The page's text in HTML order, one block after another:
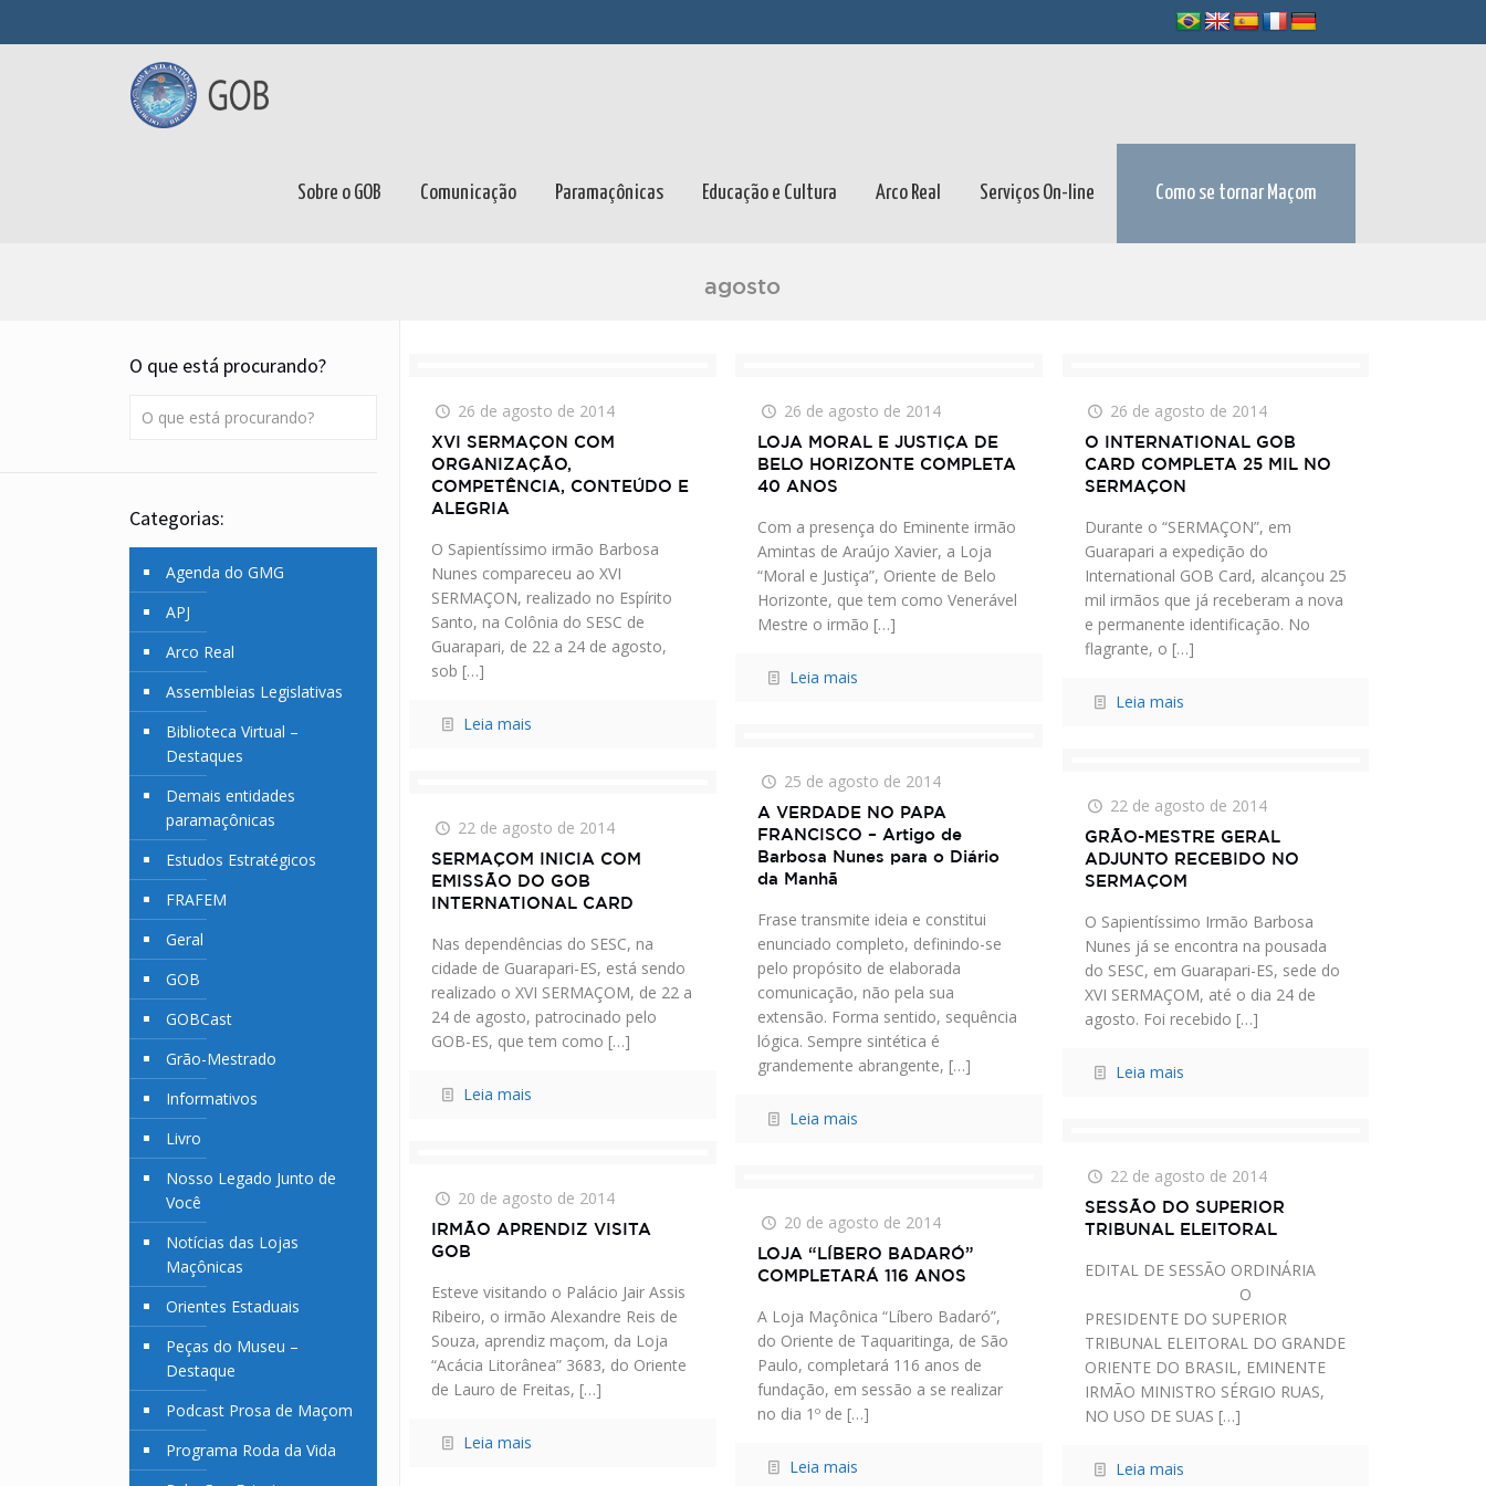
Sobre o GOB Comunicação Paramaçônicas Educação e Cultura Arco Real Serviços On-line Como se tornar Maçom
agosto
26 de agosto de 2014
XVI SERMAÇON COM
ORGANIZAÇÃO,
COMPETÊNCIA, CONTEÚDO E
ALEGRIA
O Sapientíssimo irmão Barbosa
Nunes compareceu ao XVI
SERMAÇON, realizado no Espírito
Santo, na Colônia do SESC de
Guarapari, de 22 a 24 de agosto,
sob […]
Leia mais
26 de agosto de 2014
LOJA MORAL E JUSTIÇA DE
BELO HORIZONTE COMPLETA
40 ANOS
Com a presença do Eminente irmão
Amintas de Araújo Xavier, a Loja
“Moral e Justiça”, Oriente de Belo
Horizonte, que tem como Venerável
Mestre o irmão […]
Leia mais
26 de agosto de 2014
O INTERNATIONAL GOB
CARD COMPLETA 25 MIL NO
SERMAÇON
Durante o “SERMAÇON”, em
Guarapari a expedição do
International GOB Card, alcançou 25
mil irmãos que já receberam a nova
e permanente identificação. No
flagrante, o […]
Leia mais
25 de agosto de 2014
A VERDADE NO PAPA
FRANCISCO – Artigo de
Barbosa Nunes para o Diário
da Manhã
Frase transmite ideia e constitui
enunciado completo, definindo-se
pelo propósito de elaborada
comunicação, não pela sua
extensão. Forma sentido, sequência
lógica. Sempre sintética é
grandemente abrangente, […]
Leia mais
22 de agosto de 2014
GRÃO-MESTRE GERAL
ADJUNTO RECEBIDO NO
SERMAÇOM
O Sapientíssimo Irmão Barbosa
Nunes já se encontra na pousada
do SESC, em Guarapari-ES, sede do
XVI SERMAÇOM, até o dia 24 de
agosto. Foi recebido […]
Leia mais
22 de agosto de 2014
SERMAÇOM INICIA COM
EMISSÃO DO GOB
INTERNATIONAL CARD
Nas dependências do SESC, na
cidade de Guarapari-ES, está sendo
realizado o XVI SERMAÇOM, de 22 a
24 de agosto, patrocinado pelo
GOB-ES, que tem como […]
Leia mais
22 de agosto de 2014
SESSÃO DO SUPERIOR
TRIBUNAL ELEITORAL
EDITAL DE SESSÃO ORDINÁRIA
O
PRESIDENTE DO SUPERIOR
TRIBUNAL ELEITORAL DO GRANDE
ORIENTE DO BRASIL, EMINENTE
IRMÃO MINISTRO SÉRGIO RUAS,
NO USO DE SUAS […]
Leia mais
20 de agosto de 2014
IRMÃO APRENDIZ VISITA
GOB
Esteve visitando o Palácio Jair Assis
Ribeiro, o irmão Alexandre Reis de
Souza, aprendiz maçom, da Loja
“Acácia Litorânea” 3683, do Oriente
de Lauro de Freitas, […]
Leia mais
20 de agosto de 2014
LOJA “LÍBERO BADARÓ”
COMPLETARÁ 116 ANOS
A Loja Maçônica “Líbero Badaró”,
do Oriente de Taquaritinga, de São
Paulo, completará 116 anos de
fundação, em sessão a se realizar
no dia 1º de […]
Leia mais
O que está procurando?
Categorias:
Agenda do GMG
APJ
Arco Real
Assembleias Legislativas
Biblioteca Virtual –
Destaques
Demais entidades
paramaçônicas
Estudos Estratégicos
FRAFEM
Geral
GOB
GOBCast
Grão-Mestrado
Informativos
Livro
Nosso Legado Junto de
Você
Notícias das Lojas
Maçônicas
Orientes Estaduais
Peças do Museu –
Destaque
Podcast Prosa de Maçom
Programa Roda da Vida